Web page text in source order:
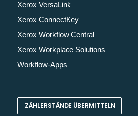
Xerox VersaLink
Xerox ConnectKey
Xerox Workflow Central
Xerox Workplace Solutions
Workflow-Apps
ZÄHLERSTÄNDE ÜBERMITTELN